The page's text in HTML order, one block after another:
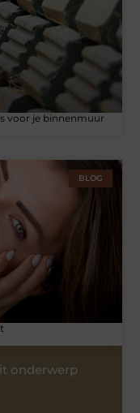
voor je binnenmuur
BLOG
onderwerp